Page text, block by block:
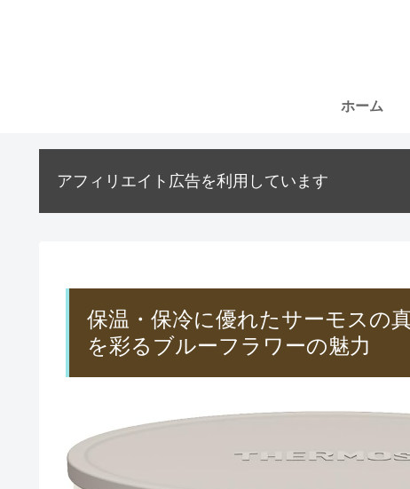
ホーム
アフィリエイト広告を利用しています
保温・保冷に優れたサーモスの
を彩るブルーフラワーの魅力